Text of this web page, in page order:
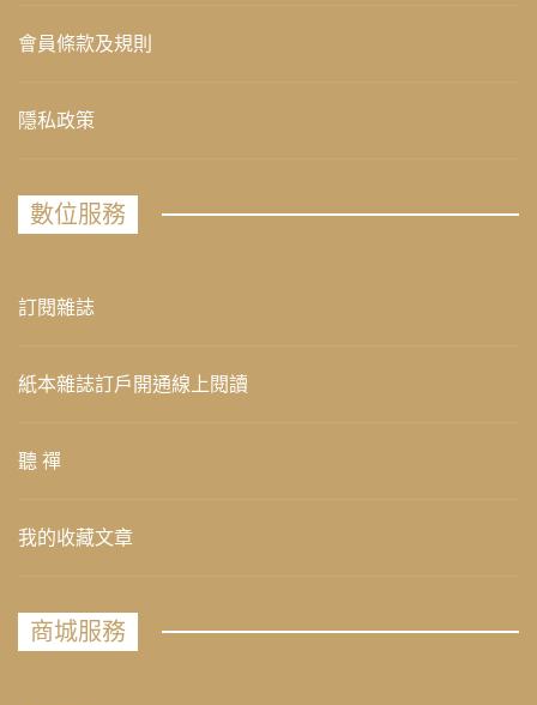
會員條款及規則
隱私政策
數位服務
訂閱雜誌
紙本雜誌訂戶開通線上閱讀
聽 禪
我的收藏文章
商城服務